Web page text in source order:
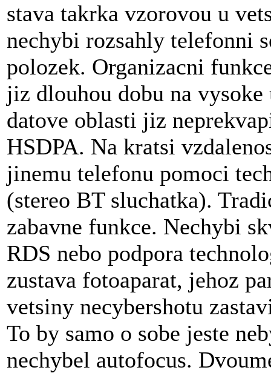
stava takrka vzorovou u
nechybi rozsahly telefonni
polozek. Organizacni
jiz dlouhou dobu na
datove oblasti jiz
HSDPA. Na kratsi
jinemu telefonu pomoci
(stereo BT sluchatka).
zabavne funkce. Nechybi
RDS nebo podpora
zustava fotoaparat, jehoz
vetsiny necybershotu
To by samo o sobe jeste
nechybel autofocus.